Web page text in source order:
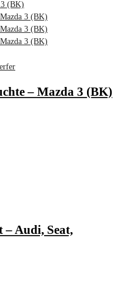
– Mazda 3 (BK)
– Audi, Seat,